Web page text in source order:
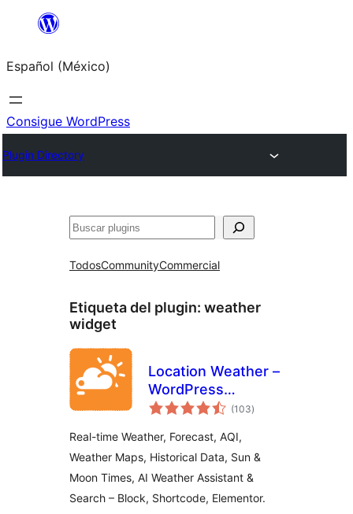
Saltar
contenido
Español (México)
Consigue WordPress
Plugin Directory
Buscar
TodosCommunityCommercial
Etiqueta del plugin: weather
widget
Location Weather –
WordPress
Weather Forecast,
Weather Widget
(103total
de
)
Real-time Weather, Forecast, AQI,
Weather Maps, Historical Data, Sun &
Moon Times, AI Weather Assistant &
Search – Block, Shortcode, Elementor.